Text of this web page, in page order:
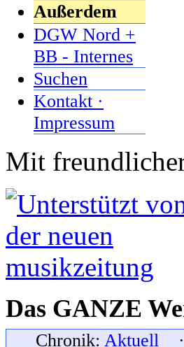
Außerdem
DGW Nord +
BB - Internes
Suchen
Kontakt ·
Impressum
Mit
Das GANZE
Chronik: Aktuell